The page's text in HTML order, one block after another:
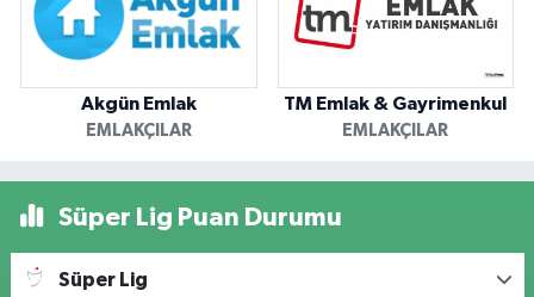
Akgün Emlak
EMLAKÇILAR
TM Emlak & Gayrimenkul
EMLAKÇILAR
Süper Lig Puan Durumu
Süper Lig